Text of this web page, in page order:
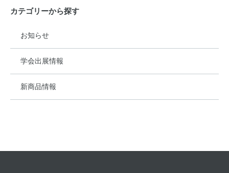
カテゴリーから探す
お知らせ
学会出展情報
新商品情報